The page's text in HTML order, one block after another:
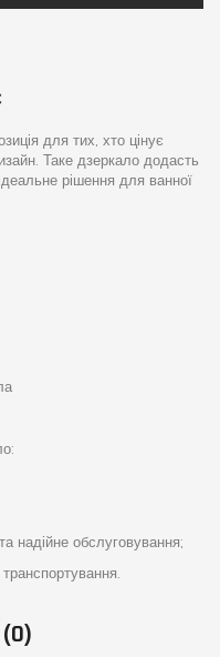
для тих, хто цінує
Таке дзеркало додасть
рішення для ванної
надійне обслуговування;